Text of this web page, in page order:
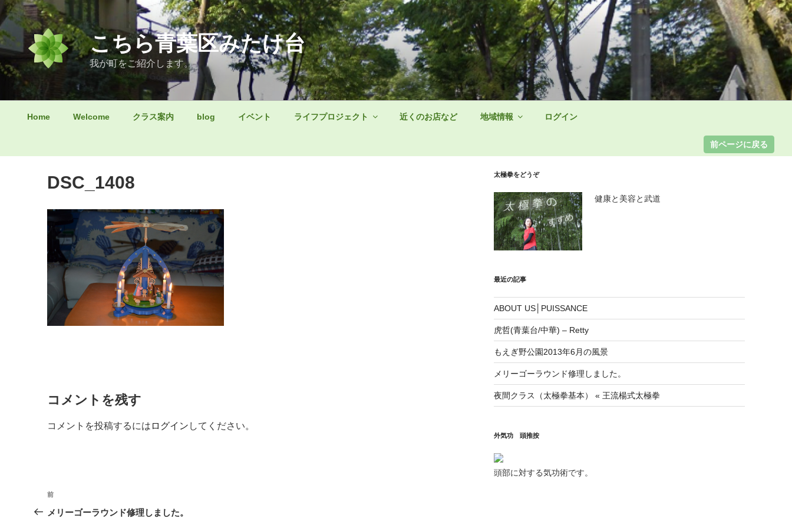
コ
ン
テ
ン
ツ
へ
こちら青葉区みたけ台
我が町をご紹介します。
Home Welcome クラス案内 blog イベント ライフプロジェクト 近くのお店など 地域情報 ログイン
DSC_1408
コメントを残す
コメントを投稿するには ログイン してください。
投
稿
前
の
前
メリーゴーラウンド修理しました。
太極拳をどうぞ
健康と美容と武道
最近の記事
ABOUT US│PUISSANCE
虎哲(青葉台/中華) – Retty
もえぎ野公園2013年6月の風景
メリーゴーラウンド修理しました。
夜間クラス（太極拳基本） « 王流楊式太極拳
外気功 頭推按
頭部に対する気功術です。